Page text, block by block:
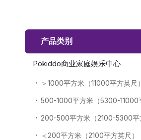
产品类别
Pokiddo商业家庭娱乐中心
＞1000平方米（11000平方英尺）
＜200平方米（2100平方英尺）